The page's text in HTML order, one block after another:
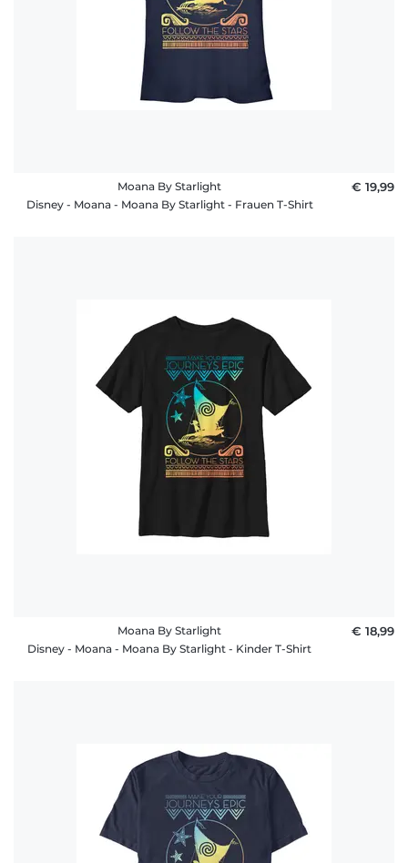
Moana By Starlight
Disney - Moana - Moana By Starlight - Frauen T-Shirt
€ 19,99
Moana By Starlight
Disney - Moana - Moana By Starlight - Kinder T-Shirt
€ 18,99